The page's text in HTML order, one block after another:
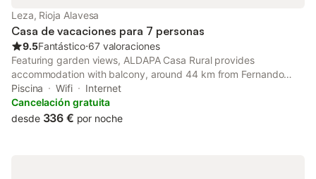
Leza, Rioja Alavesa
Casa de vacaciones para 7 personas
9.5Fantástico⋅67 valoraciones
Featuring garden views, ALDAPA Casa Rural provides
accommodation with balcony, around 44 km from Fernando
Buesa Arena. This holiday home features a private pool, a
garden and free private parking.
Piscina Wifi
Internet
Cancelación gratuita
desde 336 € por noche